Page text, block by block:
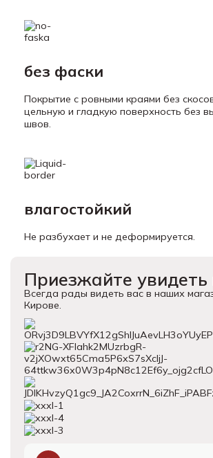
без фаски
Покрытие с ровными краями без
цельную и гладкую поверхность без
швов.
влагостойкий
Не разбухает и не деформируется.
Приезжайте
Всегда рады видеть вас в наших
Кирове.